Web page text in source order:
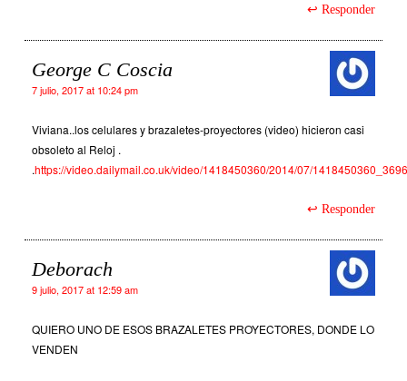
Responder
George C Coscia
7 julio, 2017 at 10:24 pm
Viviana..los celulares y brazaletes-proyectores (video) hicieron casi
obsoleto al Reloj .
.https://video.dailymail.co.uk/video/1418450360/2014/07/
Responder
Deborach
9 julio, 2017 at 12:59 am
QUIERO UNO DE ESOS BRAZALETES PROYECTORES, DONDE LO
VENDEN